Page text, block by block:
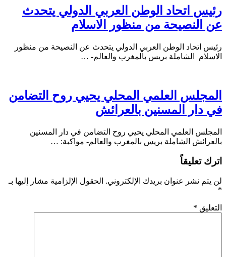
رئيس اتحاد الوطن العربي الدولي يتحدث
عن النصيحة من منظور الاسلام
رئيس اتحاد الوطن العربي الدولي يتحدث عن النصيحة من منظور
الاسلام الشاملة بريس بالمغرب والعالم- …
المجلس العلمي المحلي يحيي روح التضامن
في دار المسنين بالعرائش
المجلس العلمي المحلي يحيي روح التضامن في دار المسنين
بالعرائش الشاملة بريس بالمغرب والعالم- مواكبة: …
اترك تعليقاً
لن يتم نشر عنوان بريدك الإلكتروني. الحقول الإلزامية مشار إليها بـ
*
التعليق *